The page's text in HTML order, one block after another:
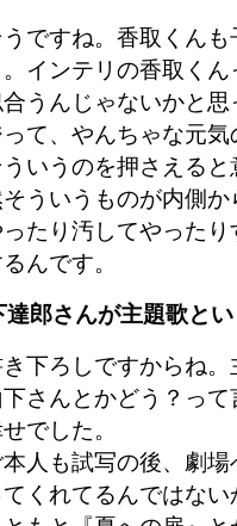
うですね。香取くん
。インテリの香取く
うんじゃないかと
って、やんちゃな元
ういうのを押さえる
ういうものが内側
たり汚してやった
んです。
郎さんが主題歌と
下ろしですからね
下さんとかどう？っ
でした。
本人も試写の後、劇
てくれてるんではな